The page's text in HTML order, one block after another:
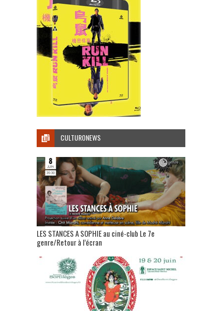
CULTURONEWS
LES STANCES A SOPHIE au ciné-club Le 7e
genre/Retour à l’écran